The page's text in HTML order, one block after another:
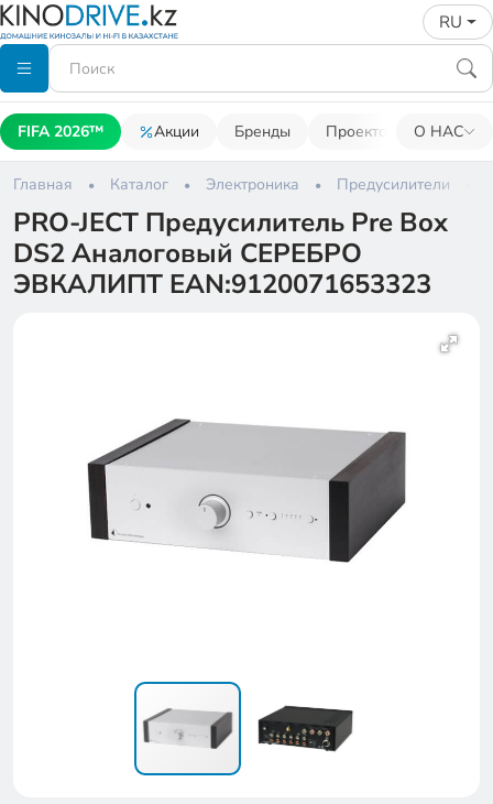
RU
FIFA 2026™ Акции Бренды Проекторы О НАС
Главная Каталог Электроника Предусилители
PRO-JECT Предусилитель Pre Box
DS2 Аналоговый СЕРЕБРО
ЭВКАЛИПТ EAN:9120071653323